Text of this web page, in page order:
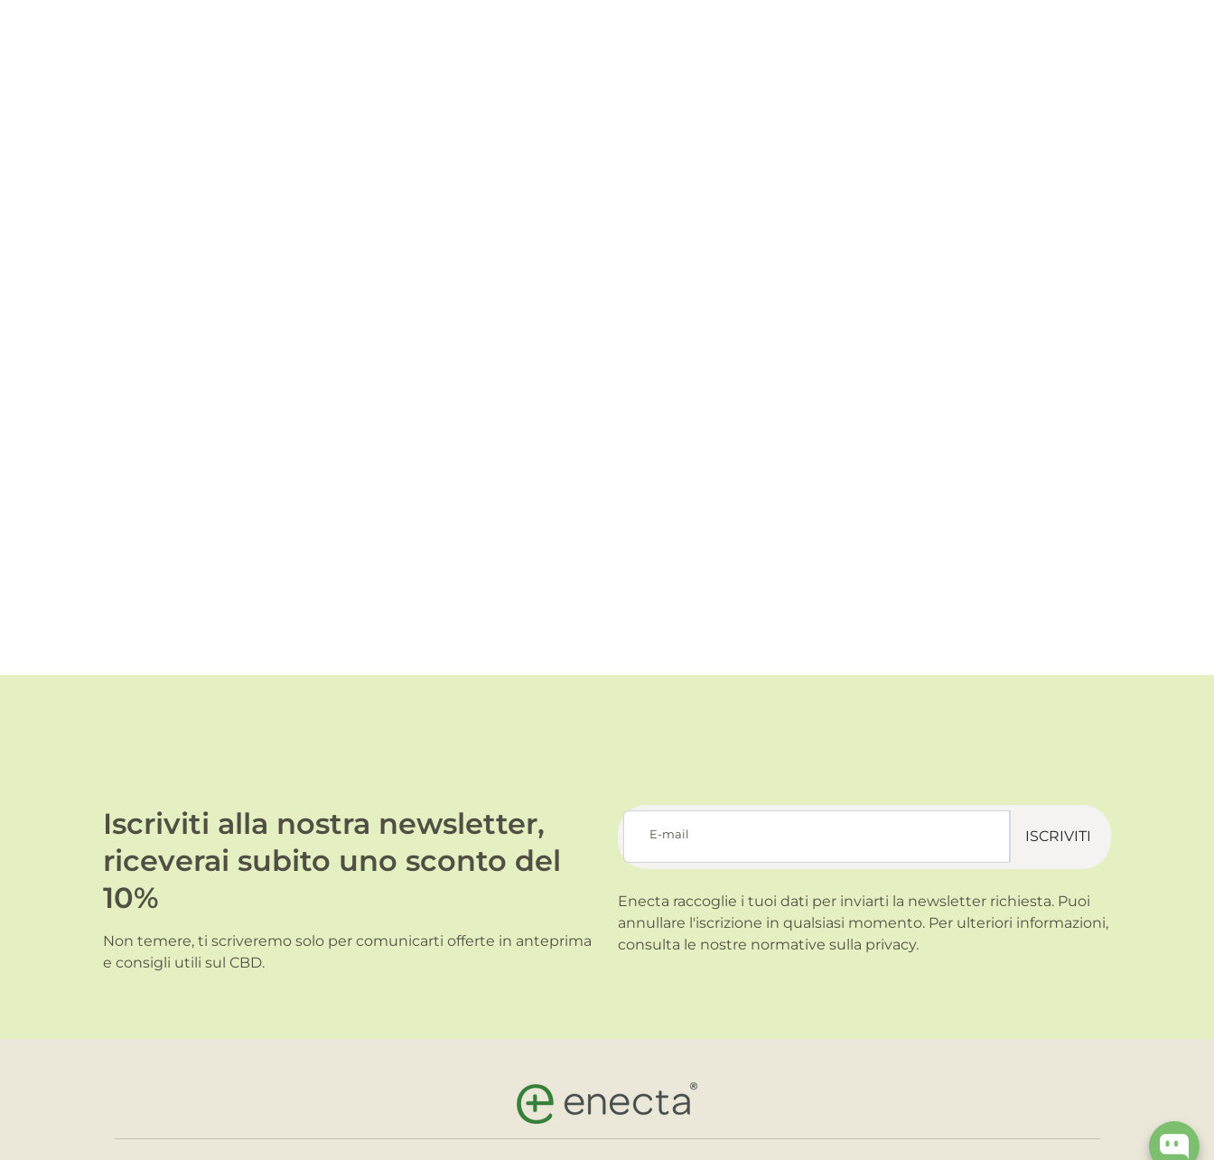
Iscriviti alla nostra newsletter,
riceverai subito uno sconto del
10%
Non temere, ti scriveremo solo per comunicarti offerte in anteprima
e consigli utili sul CBD.
E-mail ISCRIVITI
Enecta raccoglie i tuoi dati per inviarti la newsletter richiesta. Puoi
annullare l'iscrizione in qualsiasi momento. Per ulteriori informazioni,
consulta le nostre normative sulla privacy.